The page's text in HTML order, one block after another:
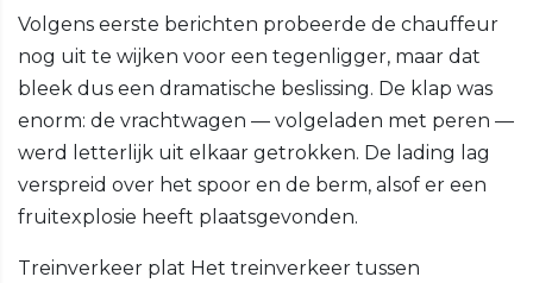
Volgens eerste berichten probeerde de chauffeur
nog uit te wijken voor een tegenligger, maar dat
bleek dus een dramatische beslissing. De klap was
enorm: de vrachtwagen — volgeladen met peren —
werd letterlijk uit elkaar getrokken. De lading lag
verspreid over het spoor en de berm, alsof er een
fruitexplosie heeft plaatsgevonden.
Treinverkeer plat Het treinverkeer tussen